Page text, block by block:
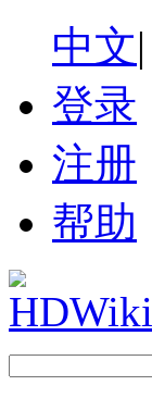
中文|
登录
注册
帮助